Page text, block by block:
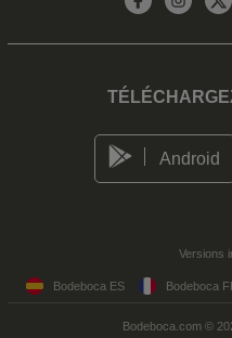
Android
Versions
Bodeboca ES Bodeboca
Bodeboca.com ©